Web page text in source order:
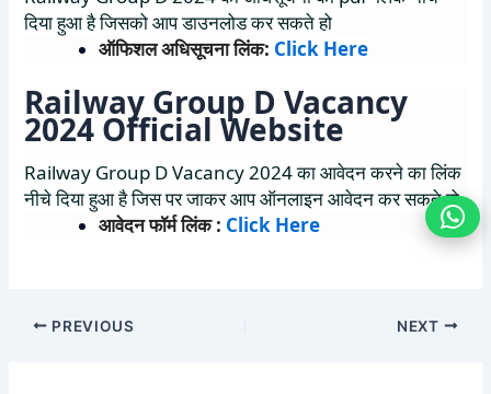
दिया हुआ है जिसको आप डाउनलोड कर सकते हो
ऑफिशल अधिसूचना लिंक: Click Here
Railway Group D Vacancy
2024 Official Website
Railway Group D Vacancy 2024 का आवेदन करने का लिंक
नीचे दिया हुआ है जिस पर जाकर आप ऑनलाइन आवेदन कर सकते हो
आवेदन फॉर्म लिंक : Click Here
PREVIOUS NEXT